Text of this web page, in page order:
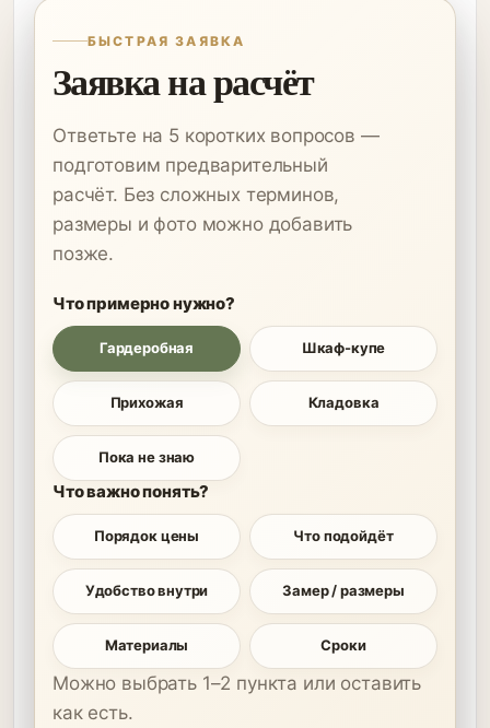
БЫСТРАЯ ЗАЯВКА
Заявка на расчёт
Ответьте на 5 коротких вопросов —
подготовим предварительный
расчёт. Без сложных терминов,
размеры и фото можно добавить
позже.
Что примерно нужно?
Гардеробная Шкаф-купе
Прихожая Кладовка
Пока не знаю
Что важно понять?
Порядок цены Что подойдёт
Удобство внутри Замер / размеры
Материалы Сроки
Можно выбрать 1–2 пункта или оставить
как есть.